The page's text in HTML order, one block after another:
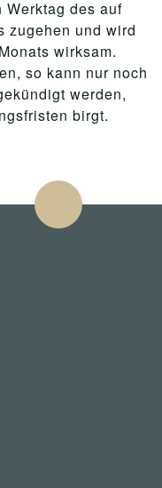
Werktag des auf
zugehen und wird
wirksam.
so kann nur noch
werden,
birgt.